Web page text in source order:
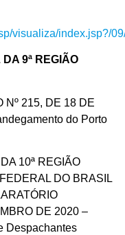
visualiza/index.jsp?/
9ª REGIÃO
Nº 215, DE 18 DE
do Porto
10ª REGIÃO
DO BRASIL
DE 2020 –
Despachantes